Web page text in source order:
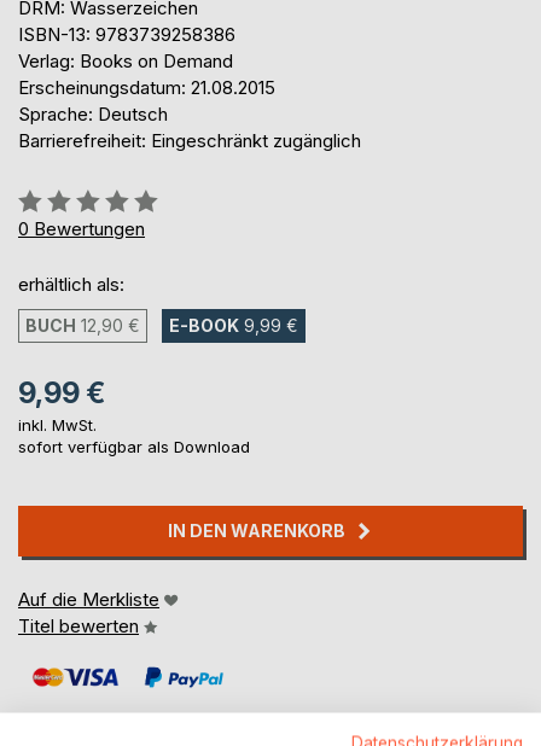
DRM: Wasserzeichen
ISBN-13: 9783739258386
Verlag: Books on Demand
Erscheinungsdatum: 21.08.2015
Sprache: Deutsch
Barrierefreiheit: Eingeschränkt zugänglich
Bewertung::
0%
0 Bewertungen
erhältlich als:
BUCH 12,90 € E-BOOK 9,99 €
9,99 €
inkl. MwSt.
sofort verfügbar als Download
IN DEN WARENKORB
Auf die Merkliste
Titel bewerten